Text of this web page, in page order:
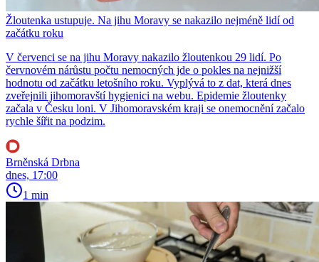
Žloutenka ustupuje. Na jihu Moravy se nakazilo nejméně lidí od
začátku roku
V červenci se na jihu Moravy nakazilo žloutenkou 29 lidí. Po
červnovém nárůstu počtu nemocných jde o pokles na nejnižší
hodnotu od začátku letošního roku. Vyplývá to z dat, která dnes
zveřejnili jihomoravští hygienici na webu. Epidemie žloutenky
začala v Česku loni. V Jihomoravském kraji se onemocnění začalo
rychle šířit na podzim.
Brněnská Drbna
dnes, 17:00
1 min